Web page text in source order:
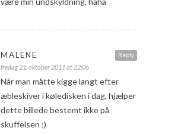
Reply
MALENE
fredag 21. oktober 2011 at 22:06
Når man måtte kigge langt efter
æbleskiver i køledisken i dag, hjælper
dette billede bestemt ikke på
skuffelsen ;)